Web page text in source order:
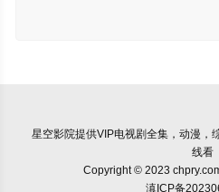
星空影院提供VIP电视剧全集，动漫，
线看
Copyright © 2023
滇ICP备